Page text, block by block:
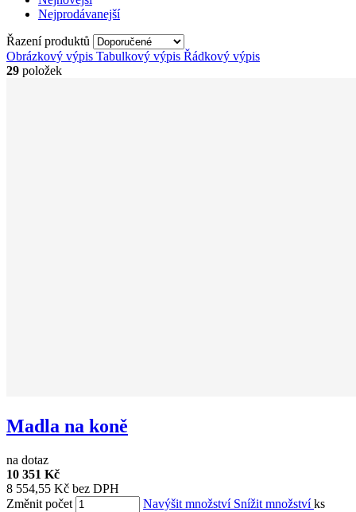
Nejprodávanejší
Řazení produktů
Obrázkový výpis Tabulkový výpis Řádkový výpis
29 položek
Madla na koně
na dotaz
10 351 Kč
8 554,55 Kč bez DPH
Změnit počet
Navýšit množství Snížit množstvíks